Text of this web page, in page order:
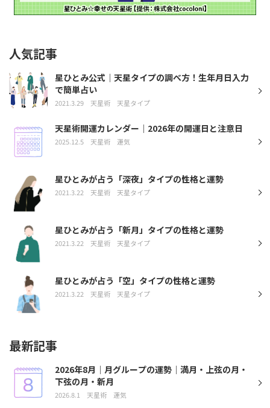
人気記事
星ひとみ公式｜天星タイプの調べ方！生年月日入力
で簡単占い
2021.3.29 天星術 天星タイプ
天星術開運カレンダー｜2026年の開運日と注意日
2025.12.5 天星術 運気
星ひとみが占う「深夜」タイプの性格と運勢
2021.3.22 天星術 天星タイプ
星ひとみが占う「新月」タイプの性格と運勢
2021.3.22 天星術 天星タイプ
星ひとみが占う「空」タイプの性格と運勢
2021.3.22 天星術 天星タイプ
最新記事
2026年8月｜月グループの運勢｜満月・上弦の月・
下弦の月・新月
2026.8.1 天星術 運気